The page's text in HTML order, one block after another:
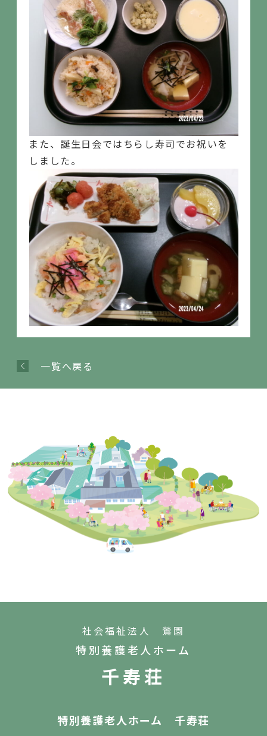
また、誕生日会ではちらし寿司でお祝いを
しました。
一覧へ戻る
社会福祉法人 鶯園
特別養護老人ホーム
千寿荘
特別養護老人ホーム 千寿荘